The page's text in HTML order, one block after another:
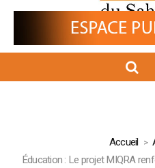
Accueil
Éducation : Le projet MIQRA